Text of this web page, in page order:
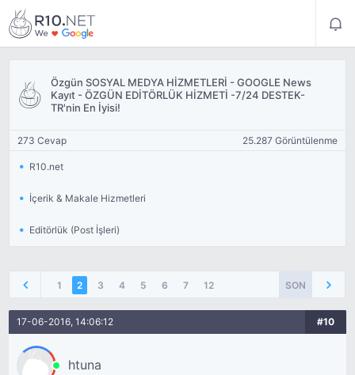
Özgün SOSYAL MEDYA HİZMETLERİ - GOOGLE News
Kayıt - ÖZGÜN EDİTÖRLÜK HİZMETİ -7/24 DESTEK-
TR'nin En İyisi!
273 Cevap 25.287 Görüntülenme
R10.net
İçerik & Makale Hizmetleri
Editörlük (Post İşleri)
1 2 3 4 5 6 7 12 SON
17-06-2016, 14:06:12 #10
htuna